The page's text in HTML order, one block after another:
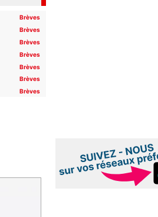
Brèves
Brèves
Brèves
Brèves
Brèves
Brèves
Brèves